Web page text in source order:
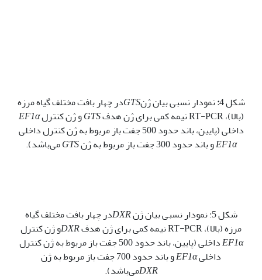
شکل 4 :نمودار نسبی بیان ژنGTSدر چهار بافت مختلف گیاه مرزه
(بالا)، RT-PCR نیمه کمی برای ژن هدف
GTSو ژن کنترلEF1α
داخلی (پایین، باند حدود 500 جفت باز مربوط به ژن کنترل داخلی
EF1αو باند حدود 300 جفت باز مربوط به ژن GTSمی‌باشد).
شکل 5: نمودار نسبی بیان ژن DXRدر چهار بافت مختلف گیاه
مرزه (بالا)، RT
-PCR نیمه کمی برای ژن هدف DXRو ژن کنترل
EF1α
داخلی (پایین، باند حدود 500 جفت باز مربوط به ژن کنترل
داخلیEF1αو باند حدود 700 جفت باز مربوط به ژن
DXRمی‌باشد).